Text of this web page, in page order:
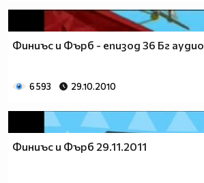
Финиъс и Фърб - епизод 36 Бг аудио
6 593 29.10.2010
Финиъс и Фърб 29.11.2011